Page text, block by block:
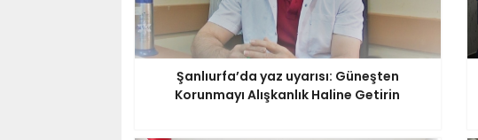
Şanlıurfa’da yaz uyarısı: Güneşten
Korunmayı Alışkanlık Haline Getirin